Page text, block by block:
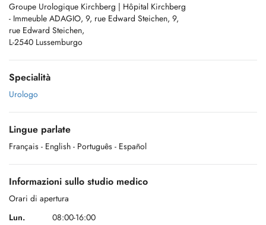
Groupe Urologique Kirchberg | Hôpital Kirchberg
- Immeuble ADAGIO, 9, rue Edward Steichen, 9,
rue Edward Steichen,
L-2540 Lussemburgo
Specialità
Urologo
Lingue parlate
Français - English - Português - Español
Informazioni sullo studio medico
Orari di apertura
Lun.
08:00-16:00